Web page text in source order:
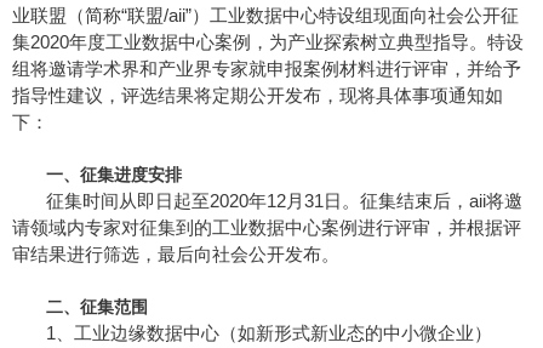
业联盟（简称“联盟/aii”）工业数据中心特设组现面向社会公开征
集2020年度工业数据中心案例，为产业探索树立典型指导。特设
组将邀请学术界和产业界专家就申报案例材料进行评审，并给予
指导性建议，评选结果将定期公开发布，现将具体事项通知如
下：
一、征集进度安排
征集时间从即日起至2020年12月31日。征集结束后，aii将邀
请领域内专家对征集到的工业数据中心案例进行评审，并根据评
审结果进行筛选，最后向社会公开发布。
二、征集范围
1、工业边缘数据中心（如新形式新业态的中小微企业）